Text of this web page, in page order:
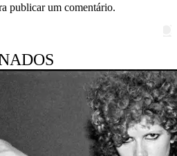
publicar um comentário.